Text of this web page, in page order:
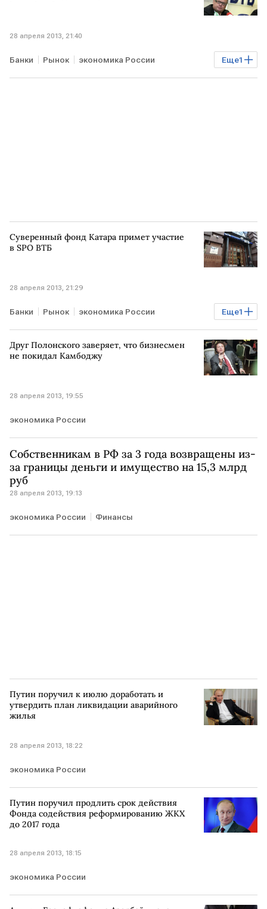
28 апреля 2013, 21:40
Еще1
Банки Рынок экономика России
Допэмиссия акций ВТБ
Суверенный фонд Катара примет участие
в SPO ВТБ
28 апреля 2013, 21:29
Еще1
Банки Рынок экономика России
Допэмиссия акций ВТБ
Друг Полонского заверяет, что бизнесмен
не покидал Камбоджу
28 апреля 2013, 19:55
экономика России
Собственникам в РФ за 3 года возвращены из-
за границы деньги и имущество на 15,3 млрд
руб
28 апреля 2013, 19:13
экономика России Финансы
Путин поручил к июлю доработать и
утвердить план ликвидации аварийного
жилья
28 апреля 2013, 18:22
экономика России
Путин поручил продлить срок действия
Фонда содействия реформированию ЖКХ
до 2017 года
28 апреля 2013, 18:15
экономика России